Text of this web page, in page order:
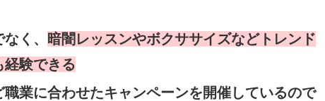
く、
暗闇レッスンやボクササイズなどトレンド
経験できる
業に合わせたキャンペーンを開催しているので